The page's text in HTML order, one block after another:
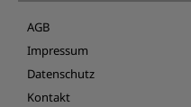
AGB
Impressum
Datenschutz
Kontakt